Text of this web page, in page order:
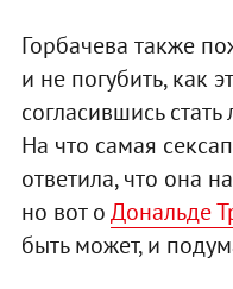
Горбачева также
и не погубить, как
согласившись
На что самая
ответила, что она
но вот оДональде
быть может, и